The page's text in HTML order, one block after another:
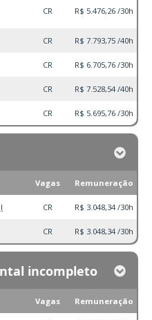
CR R$ 5.476,26 /30h
CR R$ 7.793,75 /40h
CR R$ 6.705,76 /30h
CR R$ 7.528,54 /40h
CR R$ 5.695,76 /30h
Vagas Remuneração
CR R$ 3.048,34 /30h
CR R$ 3.048,34 /30h
incompleto
Vagas Remuneração